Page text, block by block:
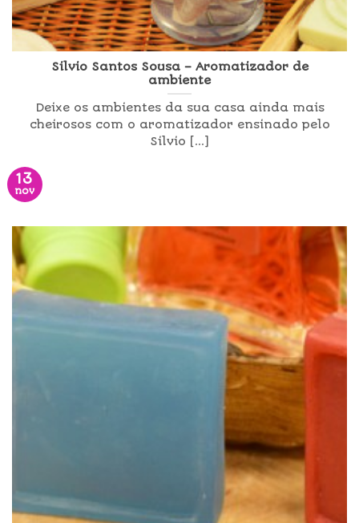
Silvio Santos Sousa – Aromatizador de
ambiente
Deixe os ambientes da sua casa ainda mais
cheirosos com o aromatizador ensinado pelo
Silvio [...]
13
nov